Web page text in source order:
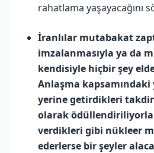
rahatlama yaşayacağını
İranlılar mutabakat
imzalanmasıyla ya da
kendisiyle hiçbir şey
Anlaşma
yerine getirdikleri
olarak
verdikleri gibi nükleer
ederlerse bir şeyler